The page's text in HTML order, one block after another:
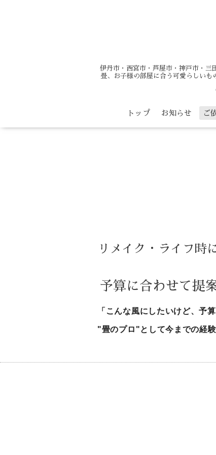
伊丹市・西宮市・芦屋市・神戸市・
畳、お子様の部屋に合う可愛らしい
トップ お知らせ ご
リメイク・ライフ時
予算に合わせて提
「こんな風にしたいけど、予
"畳のプロ"として今までの経